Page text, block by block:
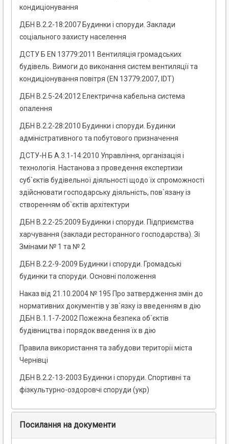
кондиціонування
ДБН В.2.2-18:2007 Будинки і споруди. Заклади
соціального захисту населення
ДСТУ Б EN 13779:2011 Вентиляція громадських
будівель. Вимоги до виконання систем вентиляції та
кондиціонування повітря (EN 13779:2007, IDT)
ДБН В.2.5-24:2012 Електрична кабельна система
опалення
ДБН В.2.2-28:2010 Будинки і споруди. Будинки
адміністративного та побутового призначення
ДСТУ-Н Б А.3.1-14:2010 Управління, організація і
технологія. Настанова з проведення експертизи
суб`єктів будівельної діяльності щодо їх спроможності
здійснювати господарську діяльність, пов`язану із
створенням об`єктів архітектури
ДБН В.2.2-25:2009 Будинки і споруди. Підприємства
харчування (заклади ресторанного господарства). Зі
Змінами № 1 та № 2
ДБН В.2.2-9-2009 Будинки і споруди. Громадські
будинки та споруди. Основні положення
Наказ від 21.10.2004 № 195 Про затвердження змін до
нормативних документів у зв`язку із введенням в дію
ДБН В.1.1-7-2002 Пожежна безпека об`єктів
будівництва і порядок введення їх в дію
Правила використання та забудови території міста
Чернівці
ДБН В.2.2-13-2003 Будинки і споруди. Спортивні та
фізкультурно-оздоровчі споруди (укр)
Посилання на документи